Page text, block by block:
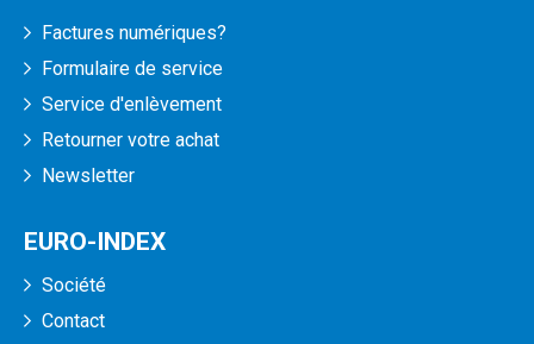
Factures numériques?
Formulaire de service
Service d'enlèvement
Retourner votre achat
Newsletter
EURO-INDEX
Société
Contact